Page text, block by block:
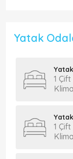
Yatak
1
Klima
1
Klima